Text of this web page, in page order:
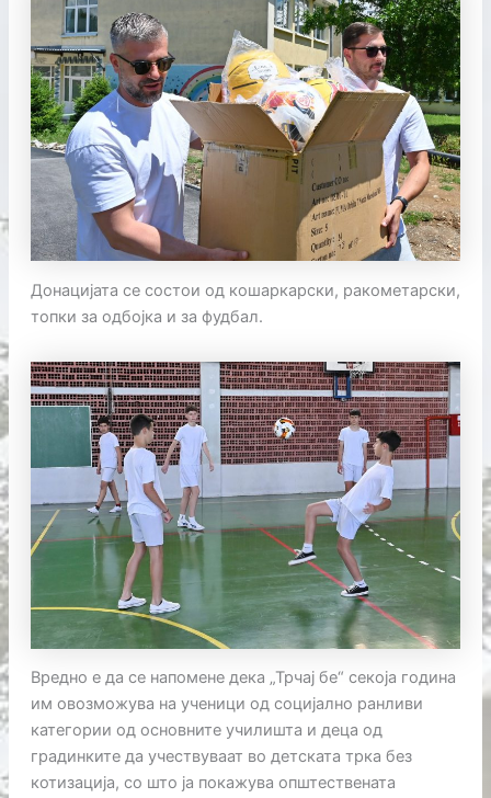
Донацијата се состои од кошаркарски, ракометарски,
топки за одбојка и за фудбал.
Вредно е да се напомене дека „Трчај бе“ секоја година
им овозможува на ученици од социјално ранливи
категории од основните училишта и деца од
градинките да учествуваат во детската трка без
котизација, со што ја покажува општествената